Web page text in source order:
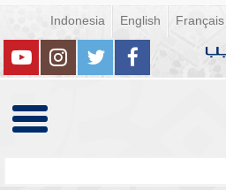
Français
English
Indonesia